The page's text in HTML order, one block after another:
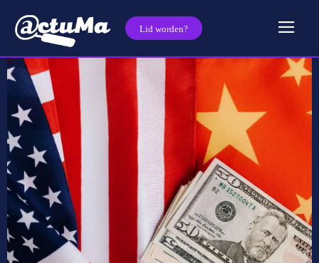
Lid worden?